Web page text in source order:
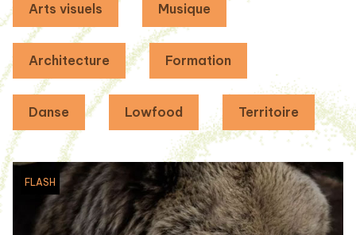
Arts visuels Musique
Architecture Formation
Danse Lowfood Territoire
FLASH